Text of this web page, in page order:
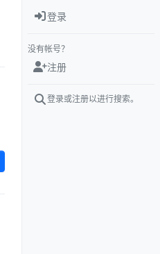
登录
没有帐号？
注册
登录或注册以进行搜索。